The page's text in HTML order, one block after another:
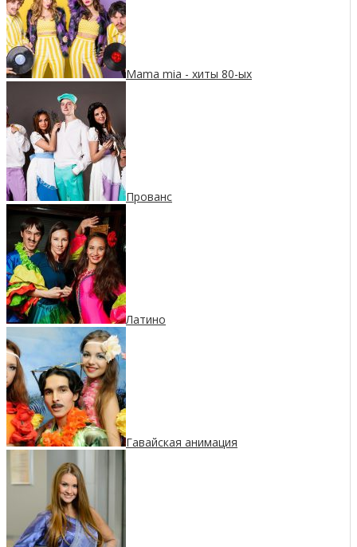
Mama mia - хиты 80-ых
Прованс
Латино
Гавайская анимация